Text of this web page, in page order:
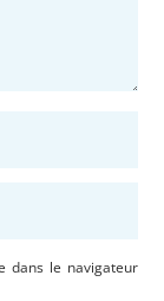
dans le navigateur